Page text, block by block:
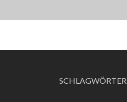
SCHLAGWÖRTER